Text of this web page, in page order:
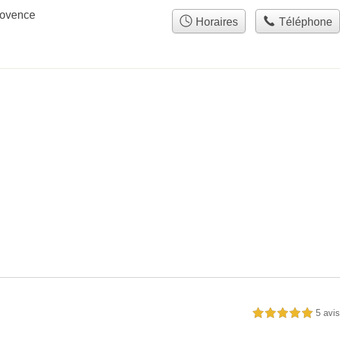
Horaires Téléphone
5,0 étoiles sur 5 5 avis